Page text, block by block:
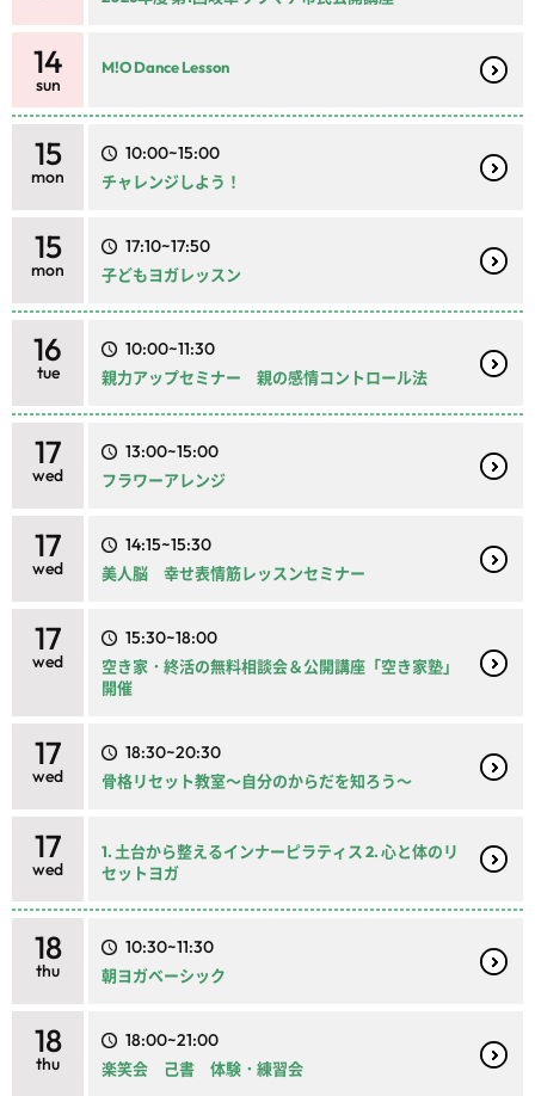
14
sun
M!O Dance Lesson
15
mon
10:00~15:00
チャレンジしよう！
15
mon
17:10~17:50
子どもヨガレッスン
16
tue
10:00~11:30
親力アップセミナー 親の感情コントロール法
17
wed
13:00~15:00
フラワーアレンジ
17
wed
14:15~15:30
美人脳 幸せ表情筋レッスンセミナー
17
wed
15:30~18:00
空き家・終活の無料相談会＆公開講座「空き家塾」
開催
17
wed
18:30~20:30
骨格リセット教室～自分のからだを知ろう～
17
wed
1. 土台から整えるインナーピラティス 2. 心と体のリ
セットヨガ
18
thu
10:30~11:30
朝ヨガベーシック
18
thu
18:00~21:00
楽笑会 己書 体験・練習会